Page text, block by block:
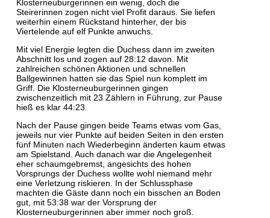
Klosterneuburgerinnen ein wenig, doch die
Steirerinnen zogen nicht viel Profit daraus. Sie liefen
weiterhin einem Rückstand hinterher, der bis
Viertelende auf elf Punkte anwuchs.
Mit viel Energie legten die Duchess dann im zweiten
Abschnitt los und zogen auf 28:12 davon. Mit
zahlreichen schönen Aktionen und schnellen
Ballgewinnen hatten sie das Spiel nun komplett im
Griff. Die Klosterneuburgerinnen gingen
zwischenzeitlich mit 23 Zählern in Führung, zur Pause
hieß es klar 44:23.
Nach der Pause gingen beide Teams etwas vom Gas,
jeweils nur vier Punkte auf beiden Seiten in den ersten
fünf Minuten nach Wiederbeginn änderten kaum etwas
am Spielstand. Auch danach war die Angelegenheit
eher schaumgebremst, angesichts des hohen
Vorsprungs der Duchess wollte wohl niemand mehr
eine Verletzung riskieren. In der Schlussphase
machten die Gäste dann noch ein bisschen an Boden
gut, mit 53:38 war der Vorsprung der
Klosterneuburgerinnen aber immer noch groß.